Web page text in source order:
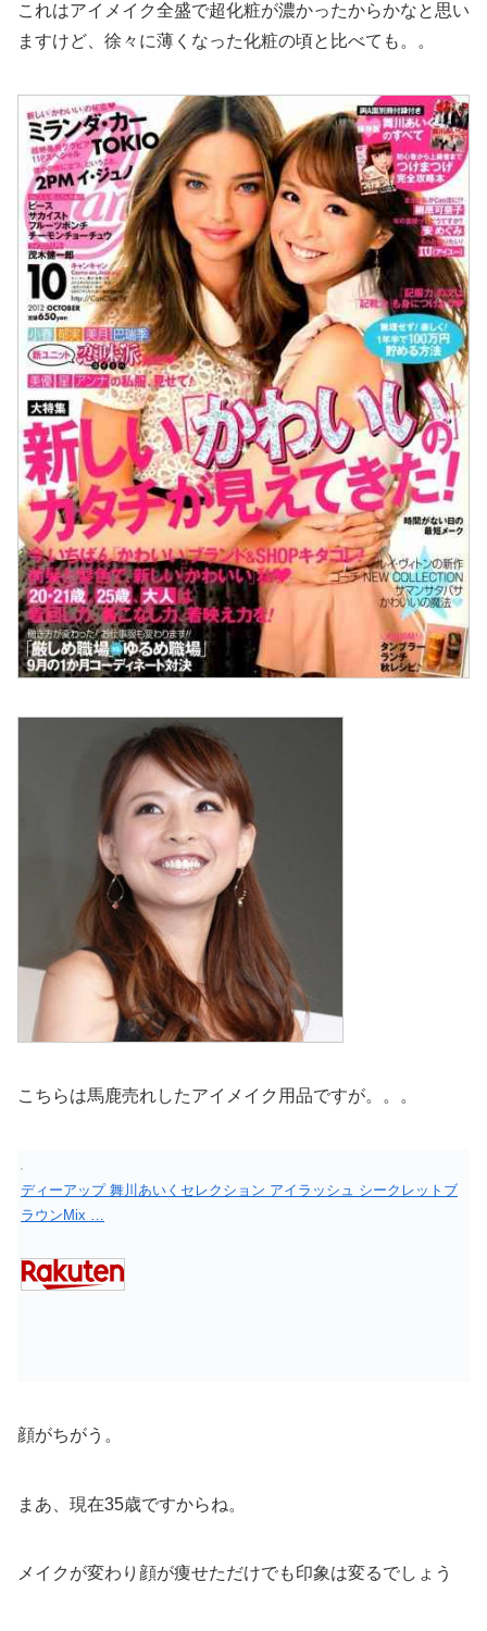
これはアイメイク全盛で超化粧が濃かったからかなと思い
ますけど、徐々に薄くなった化粧の頃と比べても。。
こちらは馬鹿売れしたアイメイク用品ですが。。。
ディーアップ 舞川あいくセレクション アイラッシュ シークレットブ
ラウンMix …
顔がちがう。
まあ、現在35歳ですからね。
メイクが変わり顔が痩せただけでも印象は変るでしょう